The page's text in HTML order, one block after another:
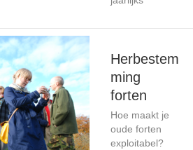
Herbestem
ming
forten
Hoe maakt je
oude forten
exploitabel?